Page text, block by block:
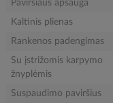
Paviršiaus apsauga
Kaltinis plienas
Rankenos padengimas
Su įstrižomis karpymo
žnyplėmis
Suspaudimo paviršius